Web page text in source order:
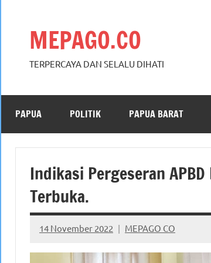
MEPAGO.CO
TERPERCAYA DAN SELALU DIHATI
PAPUA POLITIK PAPUA BARAT
Indikasi Pergeseran
Terbuka.
14 November 2022 MEPAGO CO
No
comments